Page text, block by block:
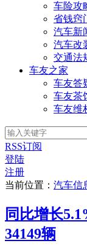
车险攻
省钱窍
汽车新
汽车改
交通法
车友之家
车友答
车友茶
车友维
RSS订阅
登陆
注册
当前位置： 汽车信
同比增长
34149辆